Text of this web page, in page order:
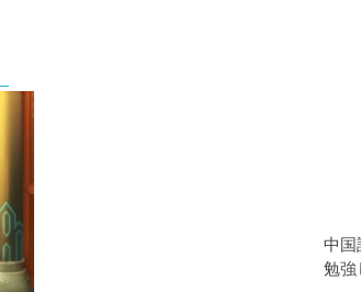
中国
勉強